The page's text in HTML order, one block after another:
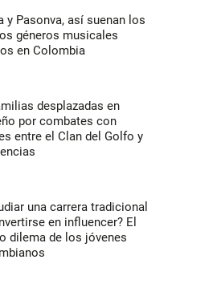
y Pasonva, así suenan los
géneros musicales
en Colombia
desplazadas en
por combates con
entre el Clan del Golfo y
una carrera tradicional
en influencer? El
dilema de los jóvenes